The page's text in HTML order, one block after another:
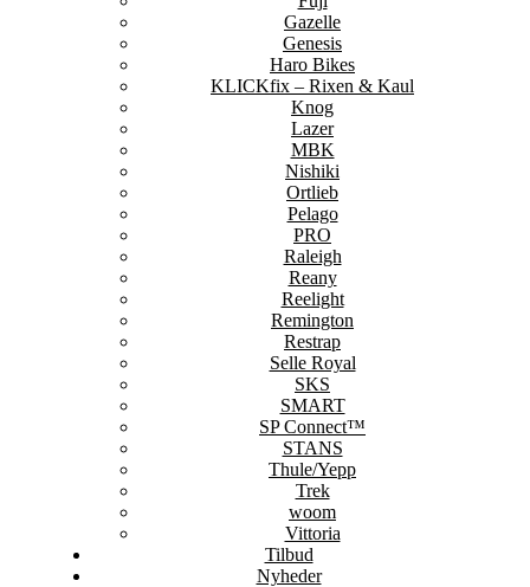
Gazelle
Genesis
Haro Bikes
KLICKfix – Rixen & Kaul
Knog
Lazer
MBK
Nishiki
Ortlieb
Pelago
PRO
Raleigh
Reany
Reelight
Remington
Restrap
Selle Royal
SKS
SMART
SP Connect™
STANS
Thule/Yepp
Trek
woom
Vittoria
Tilbud
Nyheder